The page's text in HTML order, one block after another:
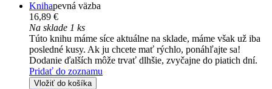
Knihapevná väzba
16,89 €
Na sklade 1 ks
Túto knihu máme síce aktuálne na sklade, máme však už iba
posledné kusy. Ak ju chcete mať rýchlo, ponáhľajte sa!
Dodanie ďalších môže trvať dlhšie, zvyčajne do piatich dní.
Pridať do zoznamu
Vložiť do košíka